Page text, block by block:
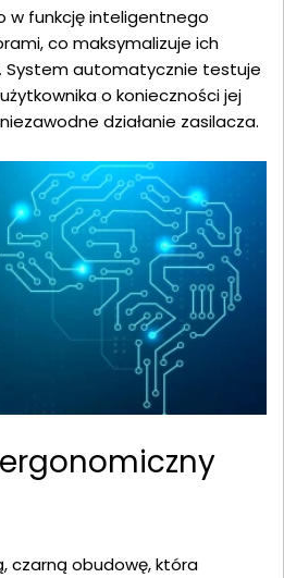
w funkcję inteligentnego
co maksymalizuje ich
System automatycznie testuje
o konieczności jej
działanie zasilacza.
czarną obudowę, która